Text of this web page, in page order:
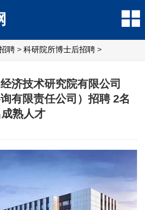
聘 > 科研院所博士后招聘 >
济技术研究院有限公司
询有限责任公司）招聘 2名
熟人才